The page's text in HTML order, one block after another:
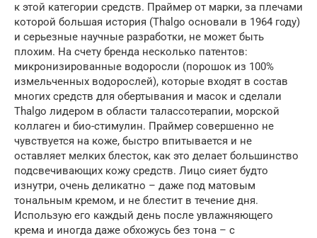
к этой категории средств. Праймер от марки, за плечами
которой большая история (Thalgo основали в 1964 году)
и серьезные научные разработки, не может быть
плохим. На счету бренда несколько патентов:
микронизированные водоросли (порошок из 100%
измельченных водорослей), которые входят в состав
многих средств для обертывания и масок и сделали
Thalgo лидером в области талассотерапии, морской
коллаген и био-стимулин. Праймер совершенно не
чувствуется на коже, быстро впитывается и не
оставляет мелких блесток, как это делает большинство
подсвечивающих кожу средств. Лицо сияет будто
изнутри, очень деликатно – даже под матовым
тональным кремом, и не блестит в течение дня.
Использую его каждый день после увлажняющего
крема и иногда даже обхожусь без тона – с